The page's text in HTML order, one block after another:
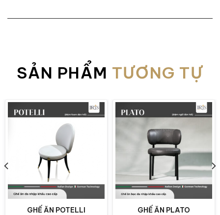
Kích thước này cũng giúp GEMMA BAXTER hòa
SẢN PHẨM TƯƠNG TỰ
GHẾ ĂN POTELLI GHẾ ĂN PLATO